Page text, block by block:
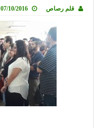
قلم رصاص 07/10/2016